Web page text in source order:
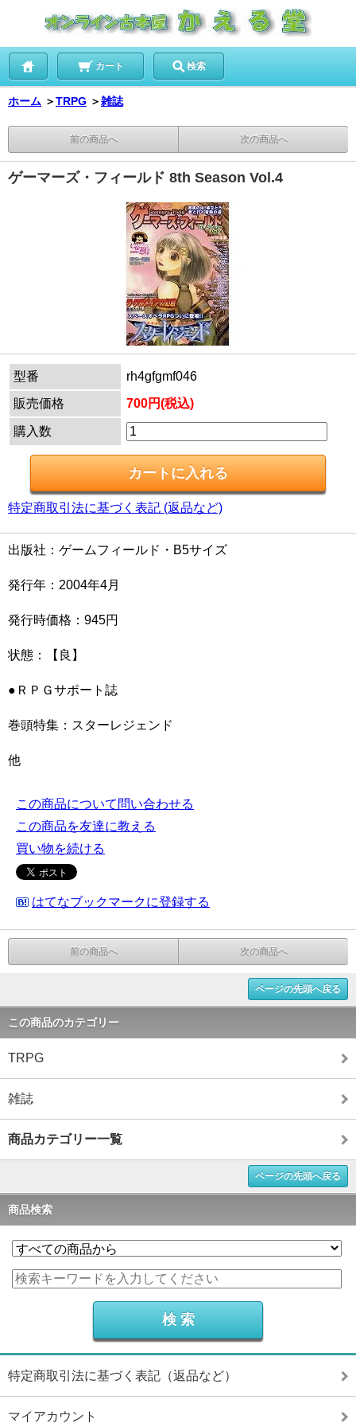
カート 検索
ホーム ＞TRPG ＞雑誌
前の商品へ 次の商品へ
ゲーマーズ・フィールド 8th Season Vol.4
型番
rh4gfgmf046
販売価格
700円(税込)
購入数
特定商取引法に基づく表記 (返品など)
出版社：ゲームフィールド・B5サイズ
発行年：2004年4月
発行時価格：945円
状態：【良】
●ＲＰＧサポート誌
巻頭特集：スターレジェンド
他
この商品について問い合わせる
この商品を友達に教える
買い物を続ける
はてなブックマークに登録する
前の商品へ 次の商品へ
ページの先頭へ戻る
この商品のカテゴリー
TRPG
雑誌
商品カテゴリー一覧
ページの先頭へ戻る
商品検索
特定商取引法に基づく表記（返品など）
マイアカウント